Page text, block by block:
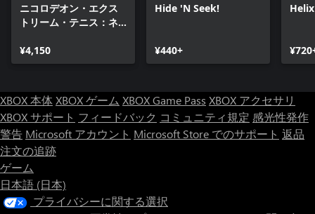
ニコロデオン・エクス
トリーム・テニス：ネ
¥4,150
Hide 'N Seek!
¥440+
XBOX 本体XBOX ゲーム XBOX Game Pass XBOX アクセサリ
XBOX サポート フィードバック コミュニティ規定 感光性発作
警告 Microsoft アカウント Microsoft Store でのサポート 返品
注文の追跡
ゲーム
日本語 (日本)
プライバシーに関する選択